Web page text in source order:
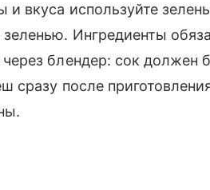
и вкуса используйте
Ингредиенты
блендер: сок должен
сразу после